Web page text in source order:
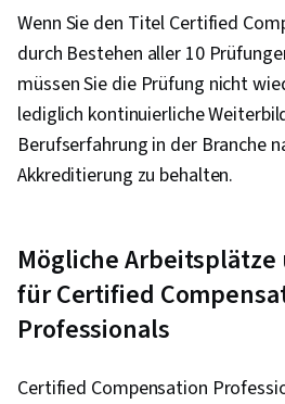
Wenn Sie den Titel Certified
durch Bestehen aller 10
müssen Sie die Prüfung nicht
lediglich kontinuierliche
Berufserfahrung in der Branche
Akkreditierung zu behalten.
Mögliche
für Certified
Professionals
Certified Compensation